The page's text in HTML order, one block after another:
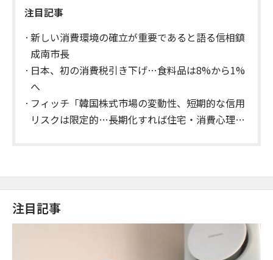
注目記事
新しい消費環境の確立が重要であると語る信相鎮
成南市長
日本、初の消費税引き下げ…食料品は8%から1%
へ
フィッチ「韓国株式市場の変動性、短期的な信用
リスクは限定的…長期化すれば住宅・消費心理に
注目記事